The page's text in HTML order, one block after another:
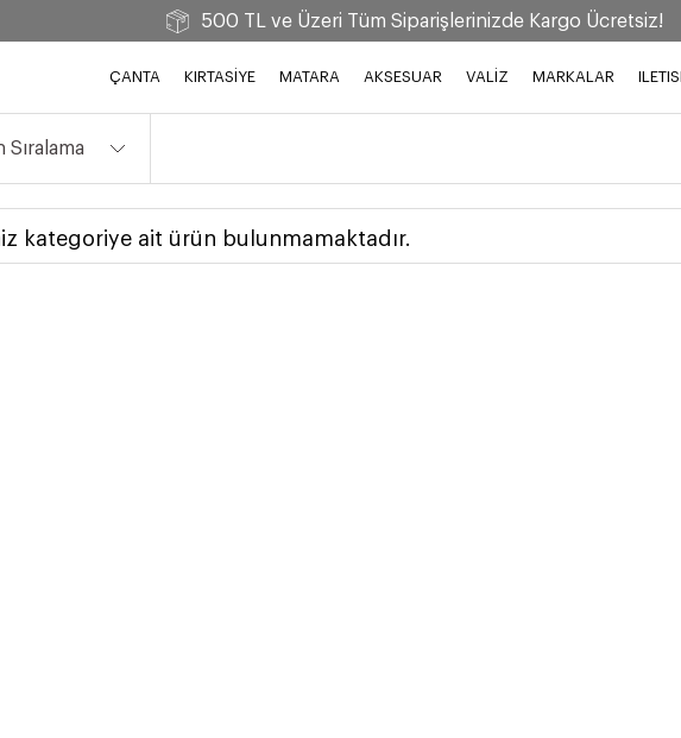
500 TL ve Üzeri Tüm Siparişlerinizde Kargo Ücretsiz!
ÇANTA KIRTASİYE MATARA AKSESUAR VALİZ MARKALAR
kategoriye ait ürün bulunmamaktadır.